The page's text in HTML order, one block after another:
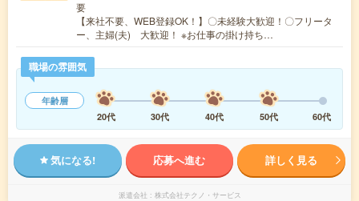
要
【来社不要、WEB登録OK！】〇未経験大歓迎！〇フリータ
ー、主婦(夫) 大歓迎！ ※お仕事の掛け持ち…
職場の雰囲気
年齢層
20代
30代 40代 50代 60代
気になる! 応募へ進む 詳しく見る
派遣会社 株式会社テクノ・サービス